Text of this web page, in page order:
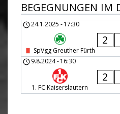
BEGEGNUNGEN IM
24.1.2025 -17:30
SpVgg Greuther Fürth
2
9.8.2024-16:30
1. FC Kaiserslautern
2